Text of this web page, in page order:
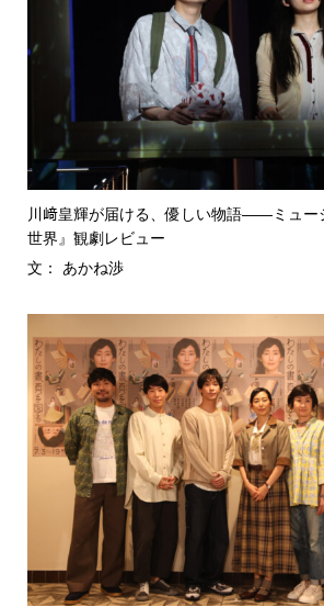
川﨑皇輝が届ける、優しい物語――ミュー
世界』観劇レビュー
文： あかね渉